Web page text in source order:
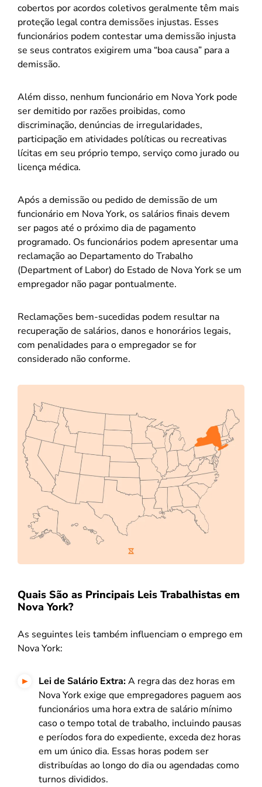
cobertos por acordos coletivos geralmente têm mais
proteção legal contra demissões injustas. Esses
funcionários podem contestar uma demissão injusta
se seus contratos exigirem uma “boa causa” para a
demissão.
Além disso, nenhum funcionário em Nova York pode
ser demitido por razões proibidas, como
discriminação, denúncias de irregularidades,
participação em atividades políticas ou recreativas
lícitas em seu próprio tempo, serviço como jurado ou
licença médica.
Após a demissão ou pedido de demissão de um
funcionário em Nova York, os salários finais devem
ser pagos até o próximo dia de pagamento
programado. Os funcionários podem apresentar uma
reclamação ao Departamento do Trabalho
(Department of Labor) do Estado de Nova York se um
empregador não pagar pontualmente.
Reclamações bem-sucedidas podem resultar na
recuperação de salários, danos e honorários legais,
com penalidades para o empregador se for
considerado não conforme.
Quais São as Principais Leis Trabalhistas em
Nova York?
As seguintes leis também influenciam o emprego em
Nova York:
Lei de Salário Extra:A regra das dez horas em
Nova York exige que empregadores paguem aos
funcionários uma hora extra de salário mínimo
caso o tempo total de trabalho, incluindo pausas
e períodos fora do expediente, exceda dez horas
em um único dia. Essas horas podem ser
distribuídas ao longo do dia ou agendadas como
turnos divididos.